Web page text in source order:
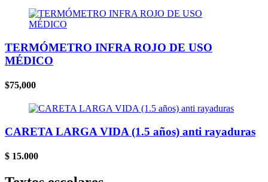
TERMÓMETRO INFRA ROJO DE USO
MÉDICO
$75,000
CARETA LARGA VIDA (1.5 años) anti rayaduras
$ 15.000